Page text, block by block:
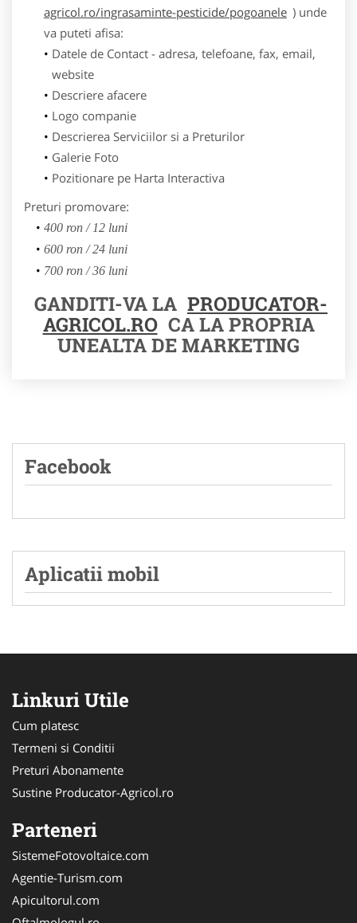
agricol.ro/ingrasaminte-pesticide/pogoanele ) unde
va puteti afisa:
Datele de Contact - adresa, telefoane, fax, email,
website
Descriere afacere
Logo companie
Descrierea Serviciilor si a Preturilor
Galerie Foto
Pozitionare pe Harta Interactiva
Preturi promovare:
400 ron / 12 luni
600 ron / 24 luni
700 ron / 36 luni
GANDITI-VA LA PRODUCATOR-
AGRICOL.RO CA LA PROPRIA
UNEALTA DE MARKETING
Facebook
Aplicatii mobil
Linkuri Utile
Cum platesc
Termeni si Conditii
Preturi Abonamente
Sustine Producator-Agricol.ro
Parteneri
SistemeFotovoltaice.com
Agentie-Turism.com
Apicultorul.com